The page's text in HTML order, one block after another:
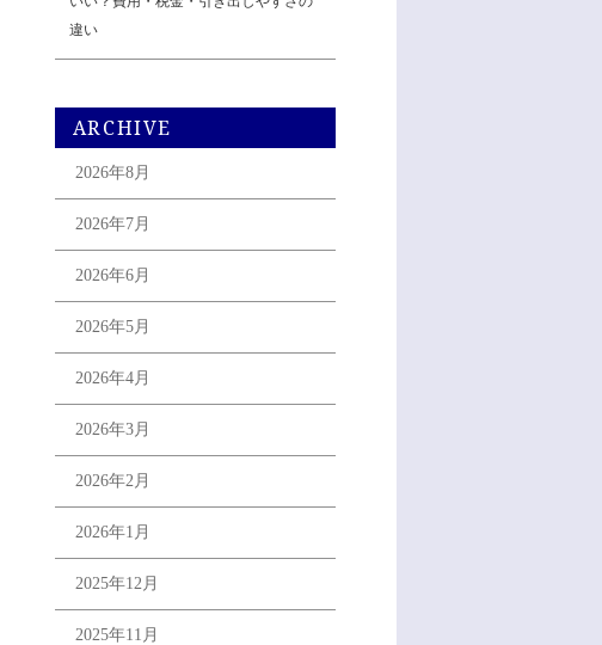
違い
ARCHIVE
2026年8月
2026年7月
2026年6月
2026年5月
2026年4月
2026年3月
2026年2月
2026年1月
2025年12月
2025年11月